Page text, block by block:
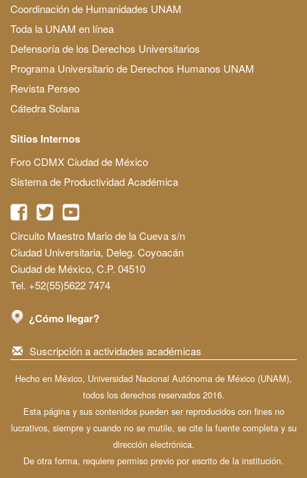
Coordinación de Humanidades UNAM
Toda la UNAM en línea
Defensoría de los Derechos Universitarios
Programa Universitario de Derechos Humanos UNAM
Revista Perseo
Cátedra Solana
Sitios Internos
Foro CDMX Ciudad de México
Sistema de Productividad Académica
Circuito Maestro Mario de la Cueva s/n
Ciudad Universitaria, Deleg. Coyoacán
Ciudad de México, C.P. 04510
Tel. +52(55)5622 7474
¿Cómo llegar?
Suscripción a actividades académicas
Hecho en México, Universidad Nacional Autónoma de México (UNAM),
todos los derechos reservados 2016.
Esta página y sus contenidos pueden ser reproducidos con fines no
lucrativos, siempre y cuando no se mutile, se cite la fuente completa y su
dirección electrónica.
De otra forma, requiere permiso previo por escrito de la institución.